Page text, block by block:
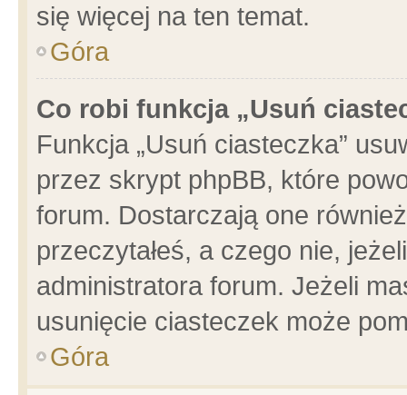
się więcej na ten temat.
Góra
Co robi funkcja „Usuń
Funkcja „Usuń ciasteczka”
przez skrypt phpBB, które
forum. Dostarczają one
przeczytałeś, a czego nie,
administratora forum. Jeżeli
usunięcie ciasteczek może
Góra